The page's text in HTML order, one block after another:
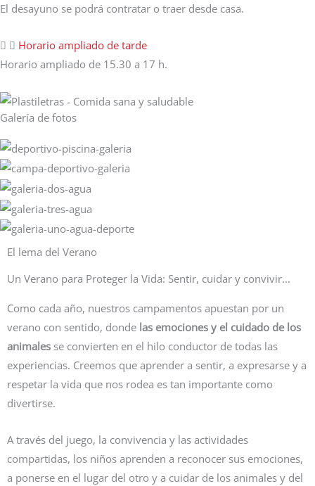
El desayuno se podrá contratar o traer desde casa.
Horario ampliado de tarde
Horario ampliado de 15.30 a 17 h.
Galería de fotos
El lema del Verano
Un Verano para Proteger la Vida: Sentir, cuidar y convivir...
Como cada año, nuestros campamentos apuestan por un
verano con sentido, donde las emociones y el cuidado de los
animales se convierten en el hilo conductor de todas las
experiencias. Creemos que aprender a sentir, a expresarse y a
respetar la vida que nos rodea es tan importante como
divertirse.
A través del juego, la convivencia y las actividades
compartidas, los niños aprenden a reconocer sus emociones,
a ponerse en el lugar del otro y a cuidar de los animales y del